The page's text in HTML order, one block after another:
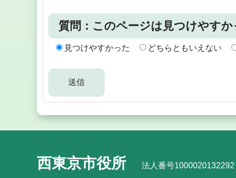
質問：このページは見つけやすか
見つけやすかった どちらともいえない
西東京市役所 法人番号1000020132292